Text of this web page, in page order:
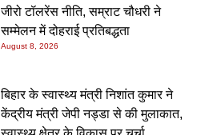
जीरो टॉलरेंस नीति, सम्राट चौधरी ने
सम्मेलन में दोहराई प्रतिबद्धता
August 8, 2026
बिहार के स्वास्थ्य मंत्री निशांत कुमार ने
केंद्रीय मंत्री जेपी नड्डा से की मुलाकात,